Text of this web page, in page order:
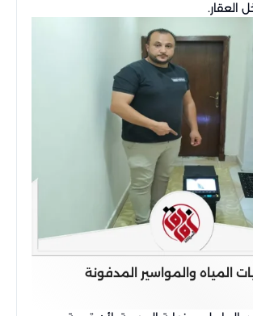
العقار.
المياه والمواسير المدفونة